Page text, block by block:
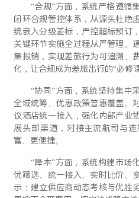
“合规”方面，系统严格遵循
闭环合规管控体系，从源头杜绝
统嵌入分级差标，严控超标预订
关键环节实施全过程从严管理。
集报销，实现差旅行为可追溯、
化，让合规成为差旅出行的“必修课
“协同”方面，系统坚持集中
全域统筹、优惠政策普惠覆盖。
议酒店统一接入，强化内部产业
展头部渠道，对接主流航司与
富、更便捷。
“降本”方面，系统构建市场
优筛选、统一接入、实时比价、
示；建立供应商动态考核与优胜